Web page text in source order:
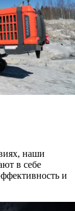
наши
в себе
и